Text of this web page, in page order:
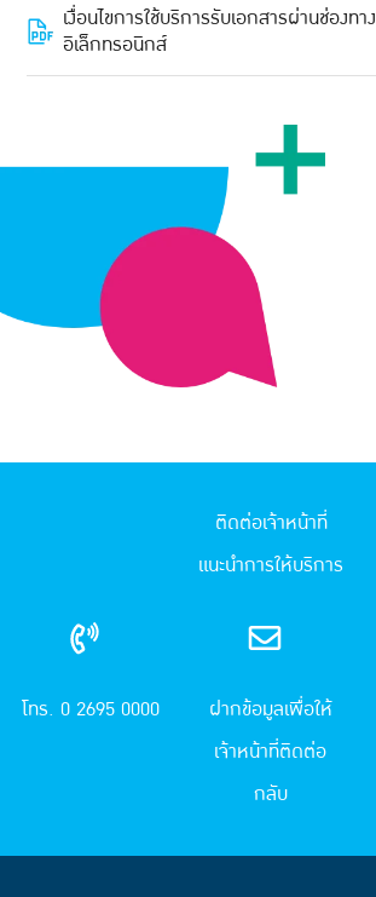
เงื่อนไขการใช้บริการรับเอกสารผ่านช่องทาง
อิเล็กทรอนิกส์
ติดต่อเจ้าหน้าที่
แนะนำการให้บริการ
โทร. 0 2695 0000
ฝากข้อมูลเพื่อให้
เจ้าหน้าที่ติดต่อ
กลับ